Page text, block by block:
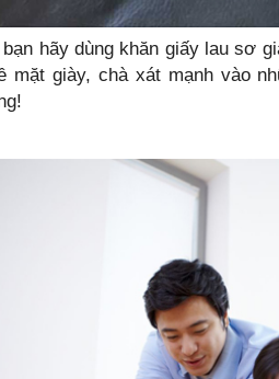
hãy dùng khăn giấy lau sơ
mặt giày, chà xát mạnh vào